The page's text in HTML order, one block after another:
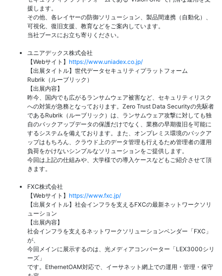
援します。
その他、各レイヤーの防御ソリューション、製品間連携（自動化）、
可視化、復旧支援、教育などをご案内しています。
当社ブースにお立ち寄りください。
ユニアデックス株式会社
【Webサイト】 https://www.uniadex.co.jp/
【出展タイトル】世代データセキュリティプラットフォーム
Rubrik（ルーブリック）
【出展内容】
昨今、国内でも広がるランサムウェア被害など、セキュリティリスク
への対策が急務となっております。Zero Trust Data Securityの先駆者
であるRubrik（ルーブリック）は、ランサムウェア攻撃に対しても独
自のバックアップデータの保護だけでなく、業務の早期復旧を可能に
するシステムを備えております。また、オンプレミス環境のバックア
ップはもちろん、クラウド上のデータ管理も行えるため管理者の運用
負荷をかけないシンプルなソリューションをご提供します。
今回は上記の仕組みや、大学様での導入ケースなどもご紹介させて頂
きます。
FXC株式会社
【Webサイト】 https://www.fxc.jp/
【出展タイトル】社会インフラを支えるFXCの最新ネットワークソリ
ューション
【出展内容】
社会インフラを支えるネットワークソリューションベンダー「FXC」
が、
今回メインに展示するのは、光メディアコンバーター「LEX3000シリ
ーズ」
です。EthernetOAM対応で、イーサネット網上での運用・管理・保守